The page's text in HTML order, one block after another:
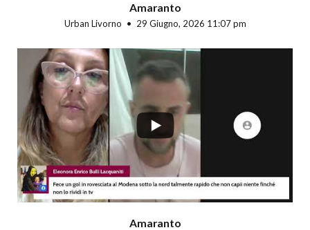
Amaranto
Urban Livorno 29 Giugno, 2026 11:07 pm
Amaranto